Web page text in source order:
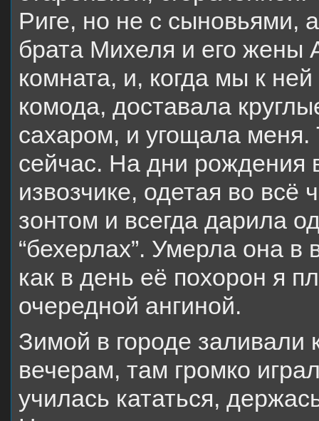
Риге, но не с сыновьями,
брата Михеля и его жены
комната, и, когда мы к
комода, доставала
сахаром, и угощала
сейчас. На дни рождения
извозчике, одетая во
зонтом и всегда дарила
“бехерлах”. Умерла она
как в день её похорон я
очередной ангиной.
Зимой в городе заливали
вечерам, там громко
училась кататься,